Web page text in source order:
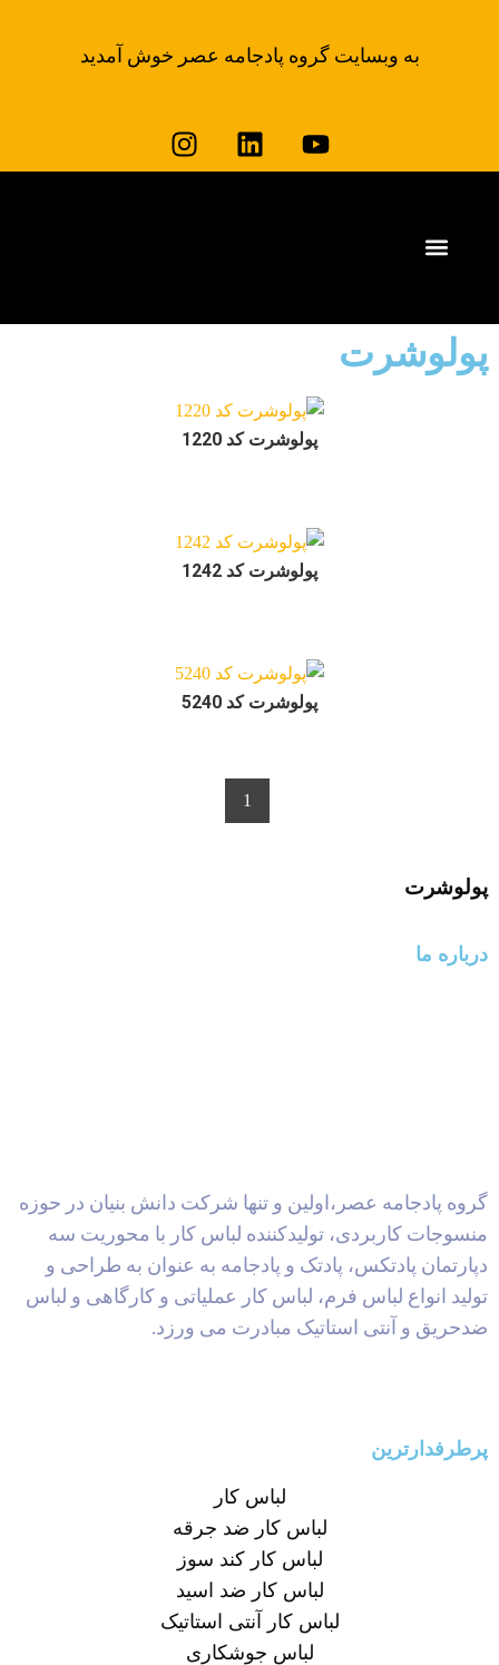
به وبسایت گروه پادجامه عصر خوش آمدید
پولوشرت
پولوشرت کد 1220
پولوشرت کد 1242
پولوشرت کد 5240
1
پولوشرت
درباره ما
گروه پادجامه عصر،اولین و تنها شرکت دانش بنیان در حوزه
منسوجات کاربردی، تولیدکننده لباس کار با محوریت سه
دپارتمان پادتکس، پادتک و پادجامه به عنوان به طراحی و
تولید انواع لباس فرم، لباس کار عملیاتی و کارگاهی و لباس
ضدحریق و آنتی استاتیک مبادرت می ورزد.
پرطرفدارترین
لباس کار
لباس کار ضد جرقه
لباس کار کند سوز
لباس کار ضد اسید
لباس کار آنتی استاتیک
لباس جوشکاری